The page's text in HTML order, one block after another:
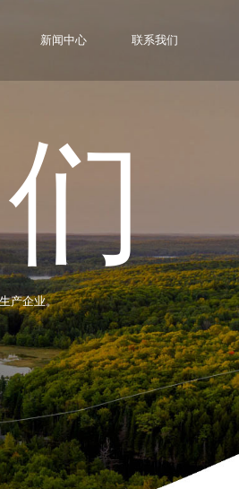
新闻中心 联系我们
产企业。